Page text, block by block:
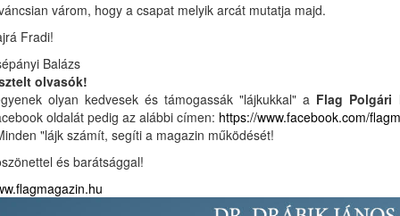
várom, hogy a csapat melyik arcát mutatja majd.
Fradi!
Balázs
olvasók!
olyan kedvesek és támogassák "lájkukkal" a Flag Polgári
oldalát pedig az alábbi címen: https://www.facebook.com/
"lájk számít, segíti a magazin működését!
és barátsággal!